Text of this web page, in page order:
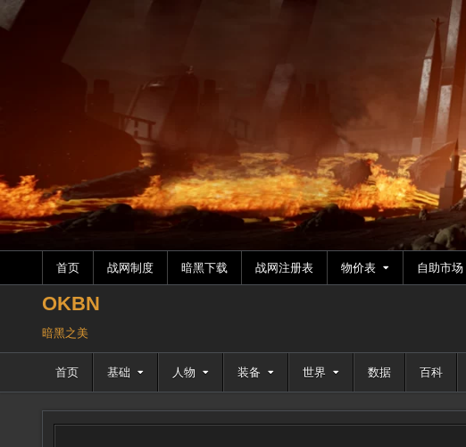
至
首页 战网制度 暗黑下载 战网注册表 物价表 自助市场
OKBN
暗黑之美
首页 基础 人物 装备 世界 数据 百科